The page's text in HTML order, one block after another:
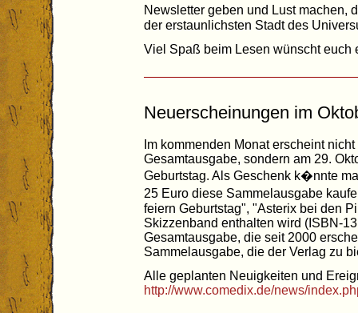
Newsletter geben und Lust machen,
der erstaunlichsten Stadt des
Viel Spaß beim Lesen wünscht euch
Neuerscheinungen im
Im kommenden Monat erscheint
Gesamtausgabe, sondern am 29.
Geburtstag. Als Geschenk k�nnte
25 Euro diese Sammelausgabe
feiern Geburtstag", "Asterix bei den
Skizzenband enthalten wird (ISBN-
Gesamtausgabe, die seit 2000
Sammelausgabe, die der Verlag zu
Alle geplanten Neuigkeiten und
http://www.comedix.de/news/